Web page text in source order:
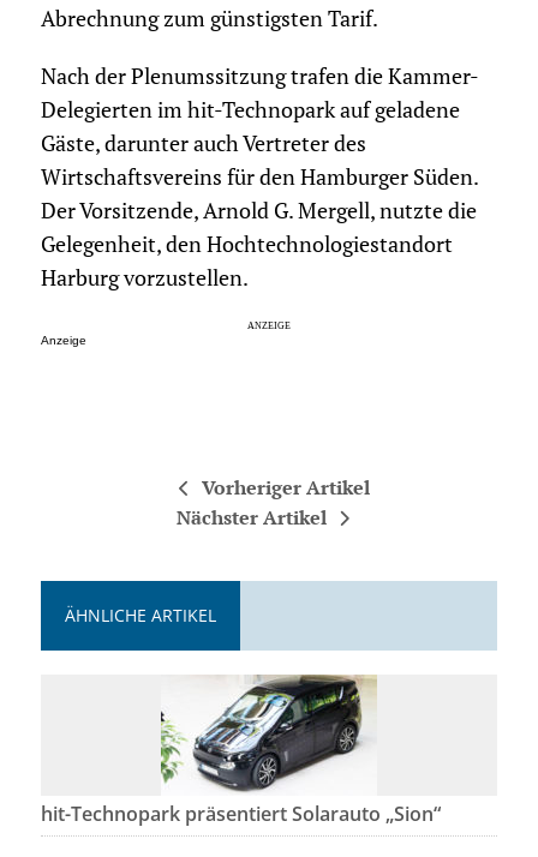
Abrechnung zum günstigsten Tarif.
Nach der Plenumssitzung trafen die Kammer-
Delegierten im hit-Technopark auf geladene
Gäste, darunter auch Vertreter des
Wirtschaftsvereins für den Hamburger Süden.
Der Vorsitzende, Arnold G. Mergell, nutzte die
Gelegenheit, den Hochtechnologiestandort
Harburg vorzustellen.
Anzeige
Vorheriger Artikel
Nächster Artikel
ÄHNLICHE ARTIKEL
hit-Technopark präsentiert Solarauto „Sion“